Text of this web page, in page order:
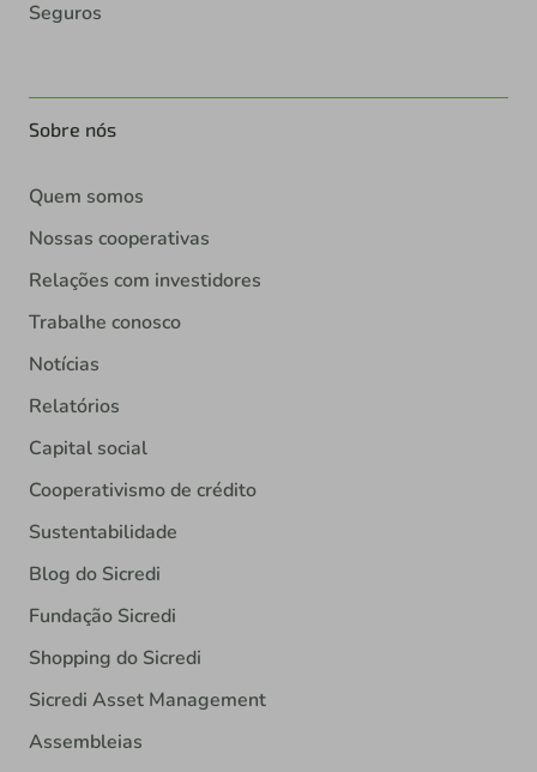
Seguros
Sobre nós
Quem somos
Nossas cooperativas
Relações com investidores
Trabalhe conosco
Notícias
Relatórios
Capital social
Cooperativismo de crédito
Sustentabilidade
Blog do Sicredi
Fundação Sicredi
Shopping do Sicredi
Sicredi Asset Management
Assembleias